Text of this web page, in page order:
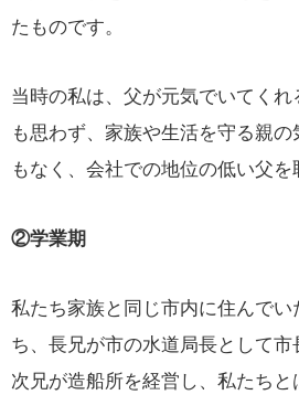
たものです。
当時の私は、父が元気でいてく
も思わず、家族や生活を守る親
もなく、会社での地位の低い父を
②学業期
私たち家族と同じ市内に住んでい
ち、長兄が市の水道局長として市
次兄が造船所を経営し、私たち